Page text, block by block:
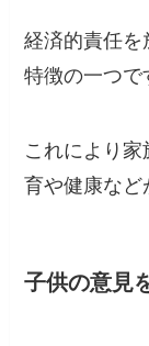
経済的責任を
特徴の一つで
これにより
育や健康など
子供の意見